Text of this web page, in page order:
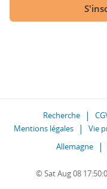
Recherche
Mentions légales
Vie
Allemagne
© Sat Aug 08